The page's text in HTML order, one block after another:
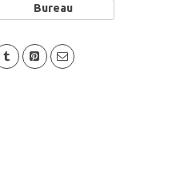
Bureau